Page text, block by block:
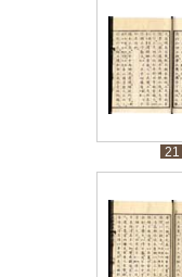
21